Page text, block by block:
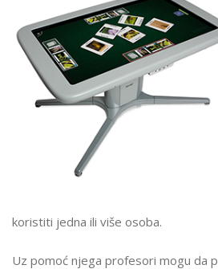
koristiti jedna ili više osoba.
Uz pomoć njega profesori mogu da